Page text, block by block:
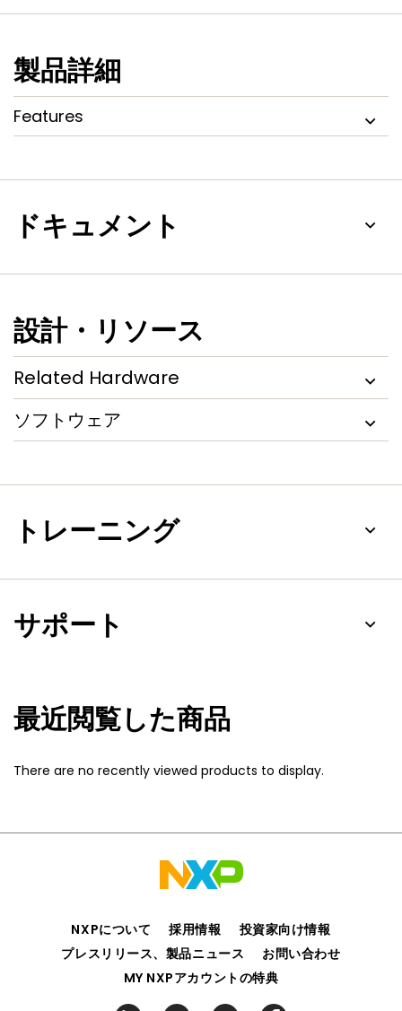
製品詳細
Features
ドキュメント
設計・リソース
Related Hardware
ソフトウェア
トレーニング
サポート
最近閲覧した商品
There are no recently viewed products to display.
NXPについて 採用情報
投資家向け情報
プレスリリース、製品ニュース
お問い合わせ
MY NXPアカウントの特典